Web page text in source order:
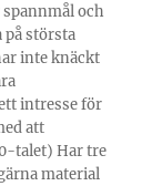
och
på största
inte knäckt
intresse för
att
talet) Har tre
material